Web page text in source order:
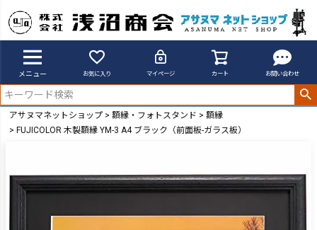
メニュー お気に入り マイページ カート お問い合わせ
アサヌマネットショップ 額縁・フォトスタンド
額縁
FUJICOLOR 木製額縁 YM-3 A4 ブラック（前面板-ガラス板）